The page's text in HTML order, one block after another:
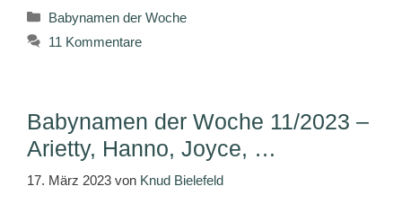
Kategorien
Babynamen der Woche
11 Kommentare
Babynamen der Woche 11/2023 –
Arietty, Hanno, Joyce, …
17. März 2023 von Knud Bielefeld